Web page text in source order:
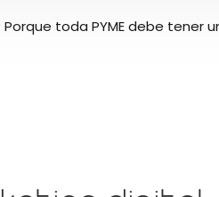
toda PYME debe tener